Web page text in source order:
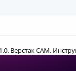
Верстак CAM.